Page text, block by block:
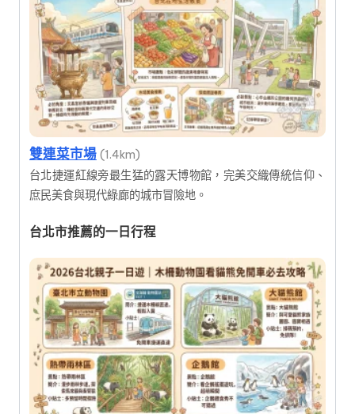
雙連菜市場 (1.4km)
台北捷運紅線旁最生猛的露天博物館，完美交織傳統信仰、
庶民美食與現代綠廊的城市冒險地。
台北市推薦的一日行程